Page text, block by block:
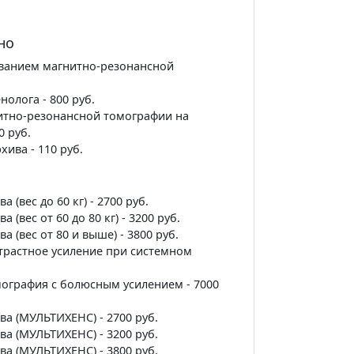
магнитно-резонансной
- 800 руб.
резонансной томографии на
руб.
- 110 руб.
(вес до 60 кг) - 2700 руб.
(вес от 60 до 80 кг) - 3200 руб.
(вес от 80 и выше) - 3800 руб.
усиление при системном
с болюсным усилением - 7000
(МУЛЬТИХЕНС) - 2700 руб.
(МУЛЬТИХЕНС) - 3200 руб.
(МУЛЬТИХЕНС) - 3800 руб.